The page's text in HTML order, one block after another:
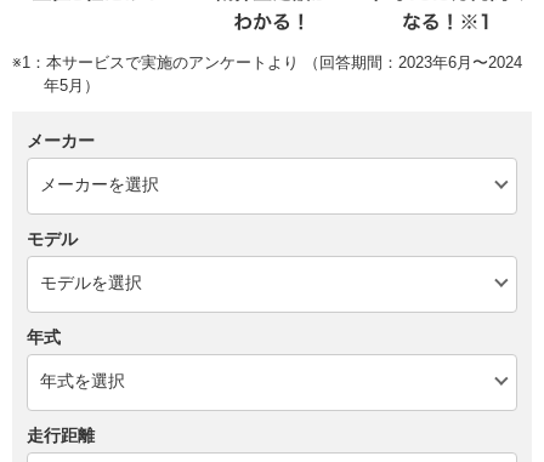
※1：本サービスで実施のアンケートより （回答期間：2023年6月〜2024
年5月）
メーカー
モデル
年式
走行距離